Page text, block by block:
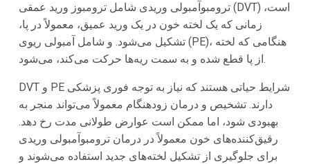
ترومبوآمبولی وریدی شامل ترومبوز ورید عمقی (DVT) است،
زمانی که یک لخته خون در یک ورید عمیق، معمولاً در پا،
تشکیل می‌شود. و شامل آمبولی ریوی (PE)، هنگامی که لخته
از پا قطع شده و به سمت ریه‌ها حرکت می‌کند، می‌شود.
DVT و PE شرایط حیاتی هستند که نیاز به توجه فوری پزشکی
دارند. تشخیص و درمان زودهنگام معمولاً می‌تواند منجر به
بهبودی شود، اما ممکن است عوارض طولانی مدت رخ دهد.
رقیق‌کننده‌های خون معمولاً در درمان ترومبوآمبولی وریدی
برای جلوگیری از تشکیل لخته‌های جدید استفاده می‌شوند و